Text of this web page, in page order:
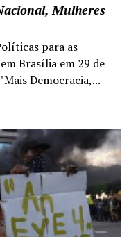
Mulheres
para as
Brasília em 29 de
Democracia,...